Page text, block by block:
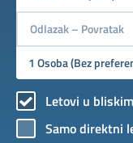
Letovi u
Samo direktni